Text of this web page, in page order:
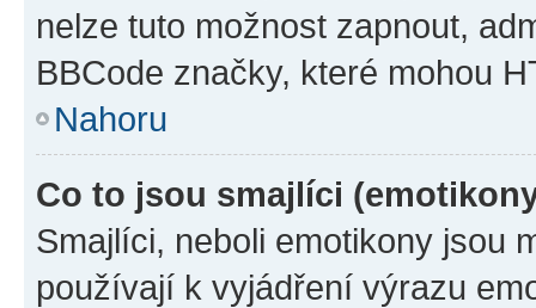
nelze tuto možnost zapnout,
BBCode značky, které mohou
Nahoru
Co to jsou smajlíci
Smajlíci, neboli emotikony jsou
používají k vyjádření výrazu